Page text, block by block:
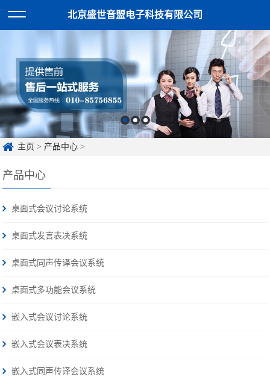
北京盛世音盟电子科技有限公司
主页 > 产品中心 >
产品中心
桌面式会议讨论系统
桌面式发言表决系统
桌面式同声传译会议系统
桌面式多功能会议系统
嵌入式会议讨论系统
嵌入式会议表决系统
嵌入式同声传译会议系统